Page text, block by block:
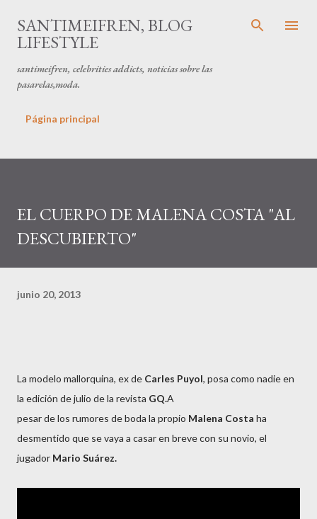
Ir al contenido principal
SANTIMEIFREN, BLOG
LIFESTYLE
santimeifren, celebrities addicts, noticias sobre las
pasarelas,moda.
Página principal
EL CUERPO DE MALENA COSTA "AL
DESCUBIERTO"
junio 20, 2013
La modelo mallorquina, ex de Carles Puyol, posa como nadie en
la edición de julio de la revista GQ.A
pesar de los rumores de boda la propio Malena Costa ha
desmentido que se vaya a casar en breve con su novio, el
jugador Mario Suárez.